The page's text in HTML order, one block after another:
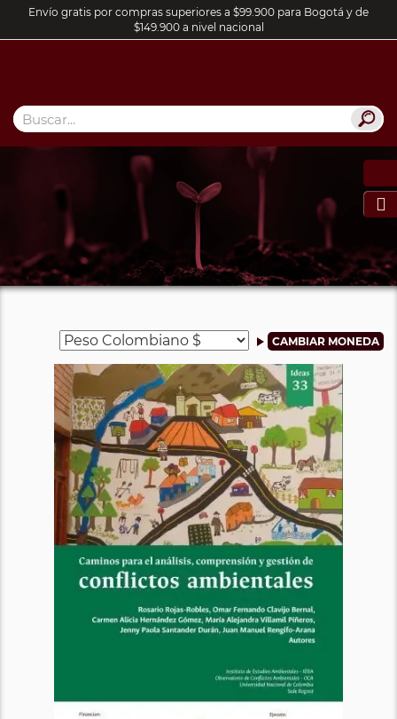
Envío gratis por compras superiores a $99.900 para Bogotá y de
$149.900 a nivel nacional
